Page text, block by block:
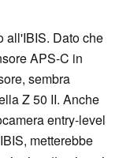
all'IBIS. Dato che
APS-C in
sembra
Z 50 II. Anche
entry-level
metterebbe